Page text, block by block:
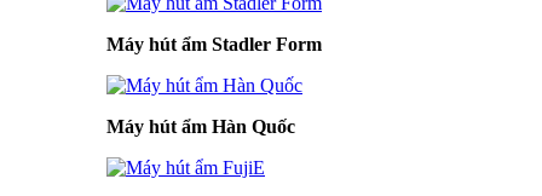
Máy hút ẩm Stadler Form
Máy hút ẩm Hàn Quốc